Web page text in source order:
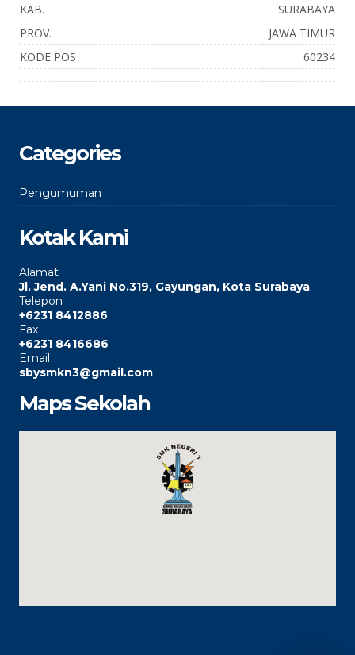
KAB.
SURABAYA
PROV.
JAWA TIMUR
KODE POS
60234
Categories
Pengumuman
Kotak Kami
Alamat
Jl. Jend. A.Yani No.319, Gayungan, Kota Surabaya
Telepon
+6231 8412886
Fax
+6231 8416686
Email
sbysmkn3@gmail.com
Maps Sekolah